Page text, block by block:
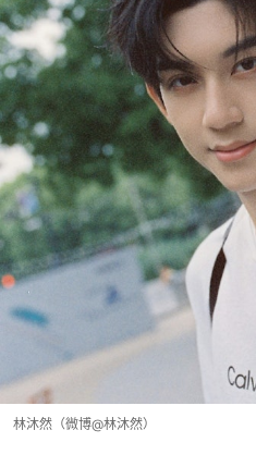
林沐然（微博@林沐然）